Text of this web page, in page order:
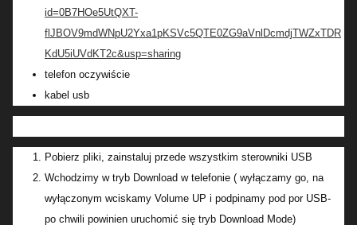
id=0B7HOe5UtQXT-
flJBOV9mdWNpU2Yxa1pKSVc5QTE0ZG9aVnlDcmdjTWZxTDR
KdU5iUVdKT2c&usp=sharing
telefon oczywiście
kabel usb
Pobierz pliki, zainstaluj przede wszystkim sterowniki USB
Wchodzimy w tryb Download w telefonie ( wyłączamy go, na
wyłączonym wciskamy Volume UP i podpinamy pod por USB-
po chwili powinien uruchomić się tryb Download Mode)